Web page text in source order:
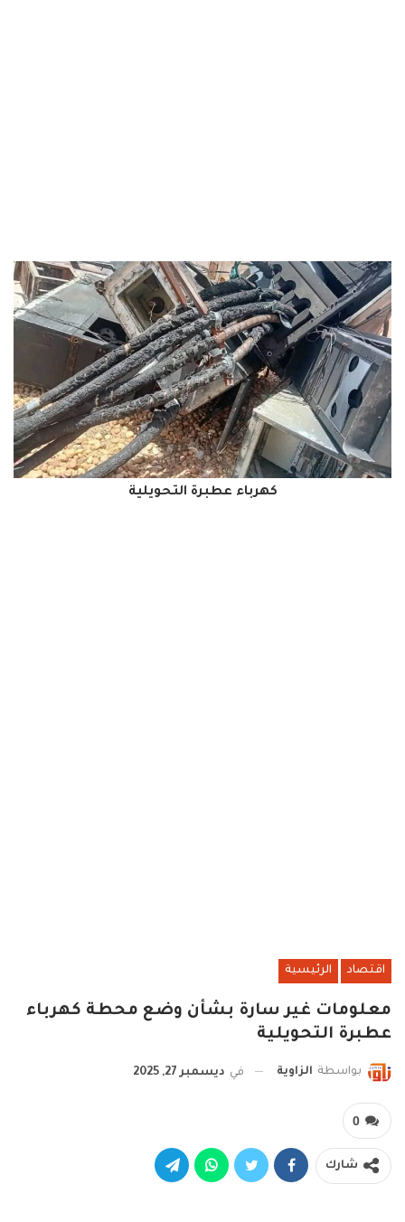
كهرباء عطبرة التحويلية
اقتصاد الرئيسية
معلومات غير سارة بشأن وضع محطة كهرباء
عطبرة التحويلية
بواسطة الزاوية في ديسمبر 27, 2025
0
شارك